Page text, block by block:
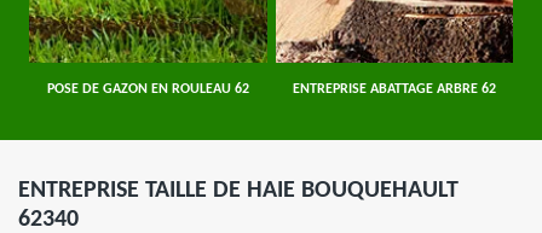
POSE DE GAZON EN ROULEAU 62 ENTREPRISE ABATTAGE ARBRE 62
ENTREPRISE TAILLE DE HAIE BOUQUEHAULT
62340